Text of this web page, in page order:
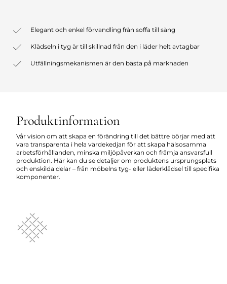
Elegant och enkel förvandling från soffa till säng
Klädseln i tyg är till skillnad från den i läder helt avtagbar
Utfällningsmekanismen är den bästa på marknaden
Produktinformation
Vår vision om att skapa en förändring till det bättre börjar med att
vara transparenta i hela värdekedjan för att skapa hälsosamma
arbetsförhållanden, minska miljöpåverkan och främja ansvarsfull
produktion. Här kan du se detaljer om produktens ursprungsplats
och enskilda delar – från möbelns tyg- eller läderklädsel till specifika
komponenter.